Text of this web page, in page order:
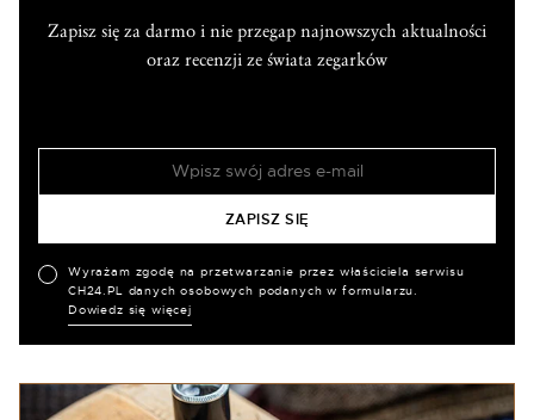
Zapisz się za darmo i nie przegap najnowszych aktualności
oraz recenzji ze świata zegarków
Wyrażam zgodę na przetwarzanie przez właściciela serwisu
CH24.PL danych osobowych podanych w formularzu.
Dowiedz się więcej